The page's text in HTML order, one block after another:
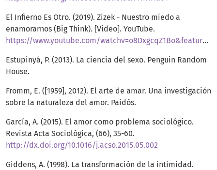
El Infierno Es Otro. (2019). Zizek - Nuestro miedo a
enamorarnos (Big Think). [Video]. YouTube.
https://www.youtube.com/watchv=o8DxgcqZ1Bo&feature=youtu.be
Estupinyá, P. (2013). La ciencia del sexo. Penguin Random
House.
Fromm, E. ([1959], 2012). El arte de amar. Una investigación
sobre la naturaleza del amor. Paidós.
García, A. (2015). El amor como problema sociológico.
Revista Acta Sociológica, (66), 35-60.
http://dx.doi.org/10.1016/j.acso.2015.05.002
Giddens, A. (1998). La transformación de la intimidad.